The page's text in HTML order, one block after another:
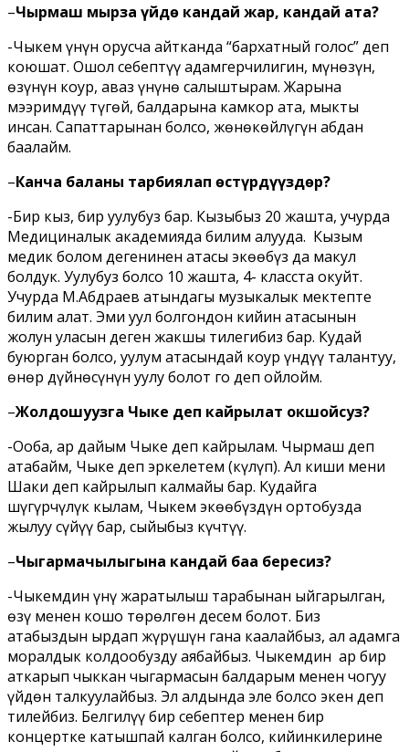
–Чырмаш мырза үйдө кандай жар, кандай ата?
-Чыкем үнүн орусча айтканда “бархатный голос” деп
коюшат. Ошол себептүү адамгерчилигин, мүнөзүн,
өзүнүн коңур, аваз үнүнө салыштырам. Жарына
мээримдүү түгөй, балдарына камкор ата, мыкты
инсан. Сапаттарынан болсо, жөнөкөйлүгүн абдан
баалайм.
–Канча баланы тарбиялап өстүрдүңүздөр?
-Бир кыз, бир уулубуз бар. Кызыбыз 20 жашта, учурда
Медициналык академияда билим алууда. Кызым
медик болом дегенинен атасы экөөбүз да макул
болдук. Уулубуз болсо 10 жашта, 4- класста окуйт.
Учурда М.Абдраев атындагы музыкалык мектепте
билим алат. Эми уул болгондон кийин атасынын
жолун уласын деген жакшы тилегибиз бар. Кудай
буюрган болсо, уулум атасындай коңур үндүү талантуу,
өнөр дүйнөсүнүн уулу болот го деп ойлойм.
–Жолдошуңузга Чыке деп кайрылат окшойсуз?
-Ооба, ар дайым Чыке деп кайрылам. Чырмаш деп
атабайм, Чыке деп эркелетем (күлүп). Ал киши мени
Шаки деп кайрылып калмайы бар. Кудайга
шүгүрчүлүк кылам, Чыкем экөөбүздүн ортобузда
жылуу сүйүү бар, сыйыбыз күчтүү.
–Чыгармачылыгына кандай баа бересиз?
-Чыкемдин үнү жаратылыш тарабынан ыйгарылган,
өзү менен кошо төрөлгөн десем болот. Биз
атабыздын ырдап жүрүшүн гана каалайбыз, ал адамга
моралдык колдообузду аябайбыз. Чыкемдин ар бир
аткарып чыккан чыгармасын балдарым менен чогуу
үйдөн талкуулайбыз. Эл алдында эле болсо экен деп
тилейбиз. Белгилүү бир себептер менен бир
концертке катышпай калган болсо, кийинкилерине